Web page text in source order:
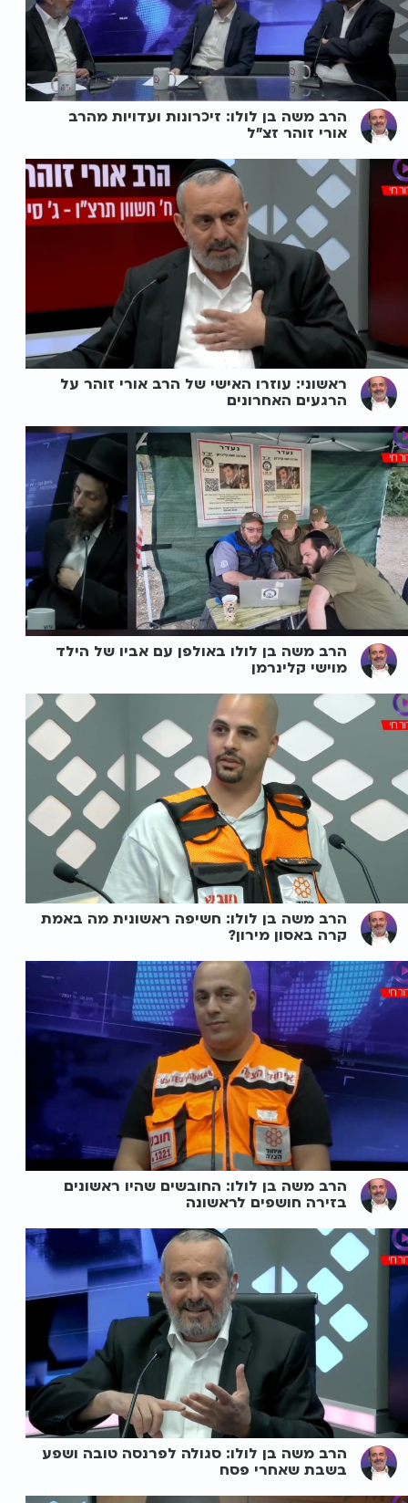
הרב משה בן לולו: זיכרונות ועדויות מהרב
אורי זוהר זצ"ל
ראשוני: עוזרו האישי של הרב אורי זוהר על
הרגעים האחרונים
הרב משה בן לולו באולפן עם אביו של הילד
מוישי קלינרמן
הרב משה בן לולו: חשיפה ראשונית מה באמת
קרה באסון מירון?
הרב משה בן לולו: החובשים שהיו ראשונים
בזירה חושפים לראשונה
הרב משה בן לולו: סגולה לפרנסה טובה ושפע
בשבת שאחרי פסח